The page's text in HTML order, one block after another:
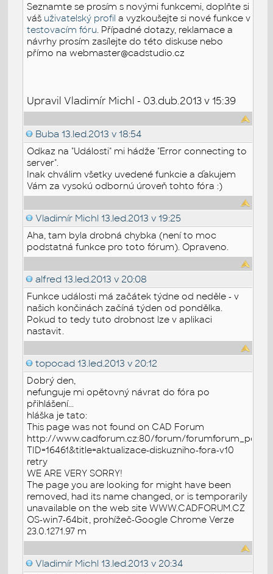
Seznamte se prosím s novými funkcemi, doplňte si
váš uživatelský profil a vyzkoušejte si nové funkce v
testovacím fóru. Případné dotazy, reklamace a
návrhy prosím zasílejte do této diskuse nebo
přímo na webmaster@cadstudio.cz
Upravil Vladimír Michl - 03.dub.2013 v 15:39
Buba 13.led.2013 v 18:54
Odkaz na "Události" mi hádže "Error connecting to
server".
Inak chválim všetky uvedené funkcie a ďakujem
Vám za vysokú odbornú úroveň tohto fóra :)
Vladimír Michl 13.led.2013 v 19:25
Aha, tam byla drobná chybka (není to moc
podstatná funkce pro toto fórum). Opraveno.
alfred 13.led.2013 v 20:08
Funkce události má začátek týdne od neděle - v
našich končinách začíná týden od pondělka.
Pokud to tedy tuto drobnost lze v aplikaci
nastavit.
topocad 13.led.2013 v 20:12
Dobrý den,
nefunguje mi opětovný návrat do fóra po
přihlášení...
hláška je tato:
This page was not found on CAD Forum
http://www.cadforum.cz:80/forum/
TID=16461&title=aktualizace-diskuzniho-fora-v10
retry
WE ARE VERY SORRY!
The page you are looking for might have been
removed, had its name changed, or is temporarily
unavailable on the web site WWW.CADFORUM.CZ
OS-win7-64bit, prohížeč-Google Chrome Verze
23.0.1271.97 m
Vladimír Michl 13.led.2013 v 20:34